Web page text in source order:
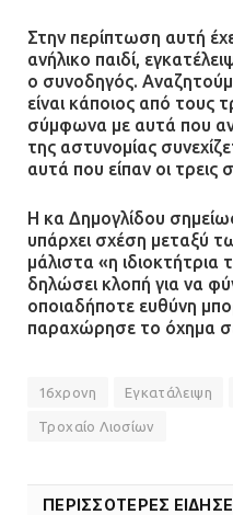
Στην περίπτωση αυτή
ανήλικο παιδί,
ο συνοδηγός.
είναι κάποιος από τους
σύμφωνα με αυτά που
της αστυνομίας
αυτά που είπαν οι τρεις
Η κα Δημογλίδου
υπάρχει σχέση μεταξύ
μάλιστα «η ιδιοκτήτρια
δηλώσει κλοπή για να
οποιαδήποτε ευθύνη
παραχώρησε το όχημα
16χρονη Εγκατάλειψη
Τροχαίο Λιοσίων
ΠΕΡΙΣΣΟΤΕΡΕΣ